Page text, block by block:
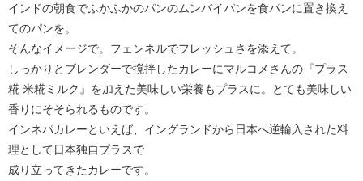
インドの朝食でふかふかのパンのムンバイパンを食パンに置き換え
てのパンを。
そんなイメージで。フェンネルでフレッシュさを添えて。
しっかりとブレンダーで撹拌したカレーにマルコメさんの『プラス
糀 米糀ミルク』を加えた美味しい栄養もプラスに。とても美味しい
香りにそそられるものです。
インネパカレーといえば、イングランドから日本へ逆輸入された料
理として日本独自プラスで
成り立ってきたカレーです。